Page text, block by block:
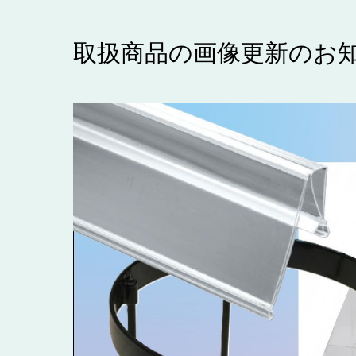
取扱商品の画像更新のお